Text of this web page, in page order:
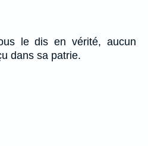
le dis en vérité, aucun
dans sa patrie.